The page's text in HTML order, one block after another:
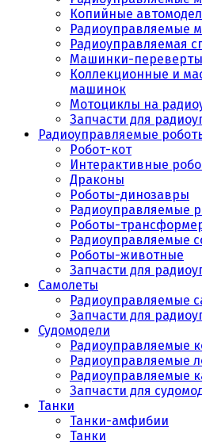
Копийные
Радиоуправляемые
Радиоуправляемая
Машинки-
Коллекционные и
машинок
Мотоциклы на
Запчасти для
Радиоуправляемые
Робот-кот
Интерактивные
Драконы
Роботы-динозавры
Радиоуправляемые
Роботы-
Радиоуправляемые
Роботы-животные
Запчасти для
Самолеты
Радиоуправляемые
Запчасти для
Судомодели
Радиоуправляемые
Радиоуправляемые
Радиоуправляемые
Запчасти для
Танки
Танки-амфибии
Танки